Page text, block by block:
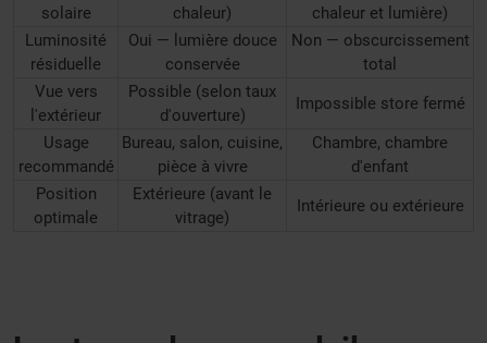
solaire
chaleur)
chaleur et lumière)
Luminosité
résiduelle
Oui — lumière douce
conservée
Non — obscurcissement
total
Vue vers
l'extérieur
Possible (selon taux
d'ouverture)
Impossible store fermé
Usage
recommandé
Bureau, salon, cuisine,
pièce à vivre
Chambre, chambre
d'enfant
Position
optimale
Extérieure (avant le
vitrage)
Intérieure ou extérieure